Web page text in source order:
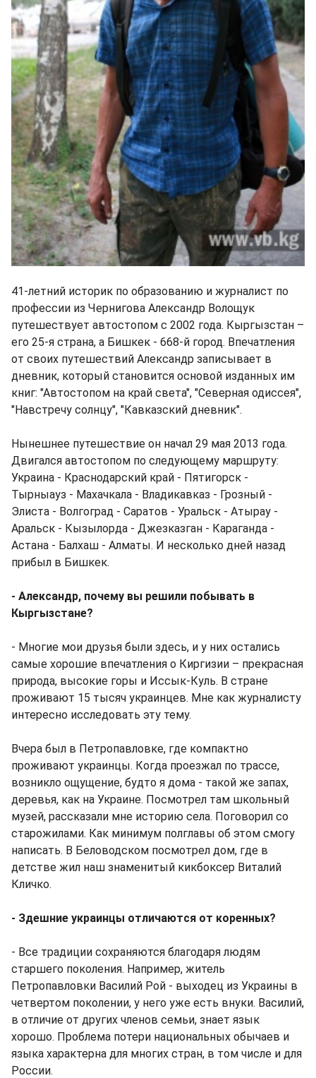
41-летний историк по образованию и журналист по
профессии из Чернигова Александр Волощук
путешествует автостопом с 2002 года. Кыргызстан –
его 25-я страна, а Бишкек - 668-й город. Впечатления
от своих путешествий Александр записывает в
дневник, который становится основой изданных им
книг: "Автостопом на край света", "Северная одиссея",
"Навстречу солнцу", "Кавказский дневник".
Нынешнее путешествие он начал 29 мая 2013 года.
Двигался автостопом по следующему маршруту:
Украина - Краснодарский край - Пятигорск -
Тырныауз - Махачкала - Владикавказ - Грозный -
Элиста - Волгоград - Саратов - Уральск - Атырау -
Аральск - Кызылорда - Джезказган - Караганда -
Астана - Балхаш - Алматы. И несколько дней назад
прибыл в Бишкек.
- Александр, почему вы решили побывать в
Кыргызстане?
- Многие мои друзья были здесь, и у них остались
самые хорошие впечатления о Киргизии – прекрасная
природа, высокие горы и Иссык-Куль. В стране
проживают 15 тысяч украинцев. Мне как журналисту
интересно исследовать эту тему.
Вчера был в Петропавловке, где компактно
проживают украинцы. Когда проезжал по трассе,
возникло ощущение, будто я дома - такой же запах,
деревья, как на Украине. Посмотрел там школьный
музей, рассказали мне историю села. Поговорил со
старожилами. Как минимум полглавы об этом смогу
написать. В Беловодском посмотрел дом, где в
детстве жил наш знаменитый кикбоксер Виталий
Кличко.
- Здешние украинцы отличаются от коренных?
- Все традиции сохраняются благодаря людям
старшего поколения. Например, житель
Петропавловки Василий Рой - выходец из Украины в
четвертом поколении, у него уже есть внуки. Василий,
в отличие от других членов семьи, знает язык
хорошо. Проблема потери национальных обычаев и
языка характерна для многих стран, в том числе и для
России.